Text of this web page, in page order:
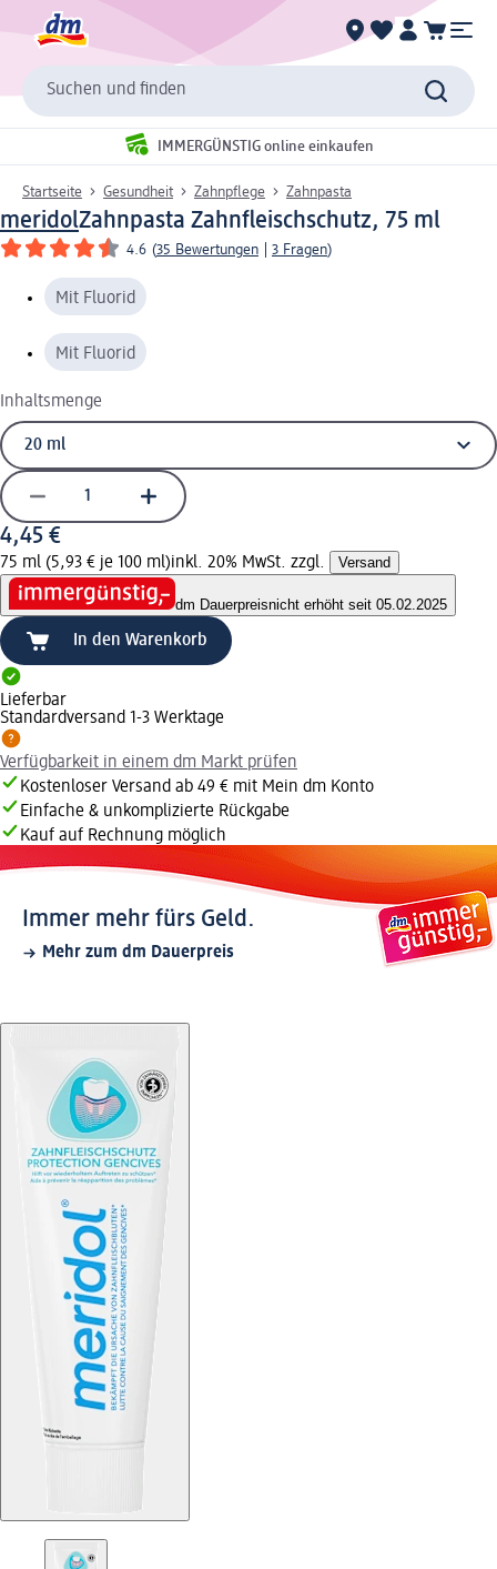
Suchen und finden
IMMERGÜNSTIG online einkaufen
Startseite Gesundheit Zahnpflege Zahnpasta
meridolZahnpasta Zahnfleischschutz, 75 ml
4.6 (35 Bewertungen 3 Fragen)
Mit Fluorid
Mit Fluorid
Inhaltsmenge
4,45 €
75 ml (5,93 € je 100 ml)inkl. 20% MwSt. zzgl. Versand
dm Dauerpreisnicht erhöht seit 05.02.2025
In den Warenkorb
Lieferbar
Standardversand 1-3 Werktage
Verfügbarkeit in einem dm Markt prüfen
Kostenloser Versand ab 49 € mit Mein dm Konto
Einfache & unkomplizierte Rückgabe
Kauf auf Rechnung möglich
Immer mehr fürs Geld.
Mehr zum dm Dauerpreis